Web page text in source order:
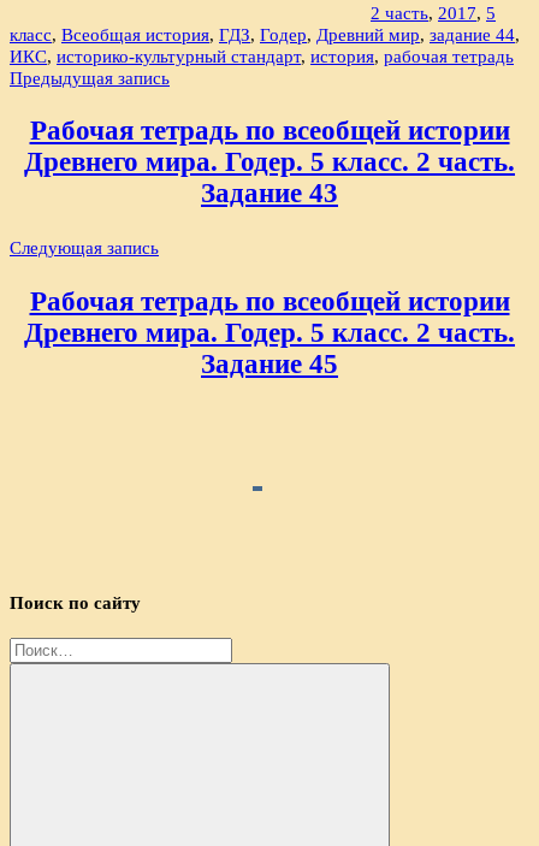
2 часть, 2017, 5
класс, Всеобщая история, ГДЗ, Годер, Древний мир, задание 44,
ИКС, историко-культурный стандарт, история, рабочая тетрадь
Навигация
записям
Предыдущая запись
Рабочая тетрадь по всеобщей истории
Древнего мира. Годер. 5 класс. 2 часть.
Задание 43
Следующая запись
Рабочая тетрадь по всеобщей истории
Древнего мира. Годер. 5 класс. 2 часть.
Задание 45
Поиск по сайту
Найти: